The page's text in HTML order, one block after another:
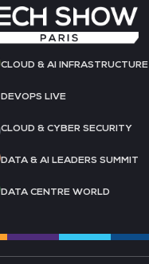
CLOUD & AI INFRASTRUCTURE
DEVOPS LIVE
CLOUD & CYBER SECURITY
DATA & AI LEADERS SUMMIT
DATA CENTRE WORLD